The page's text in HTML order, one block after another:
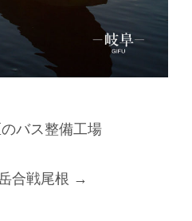
バス整備工場
合戦尾根 →